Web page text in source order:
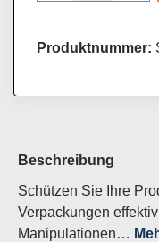
Produktnummer:
Beschreibung
Schützen Sie Ihre
Verpackungen
Manipulationen…